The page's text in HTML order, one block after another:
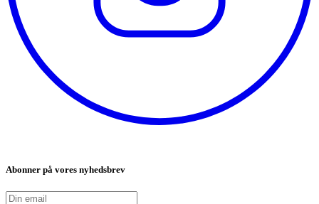
Abonner på vores nyhedsbrev